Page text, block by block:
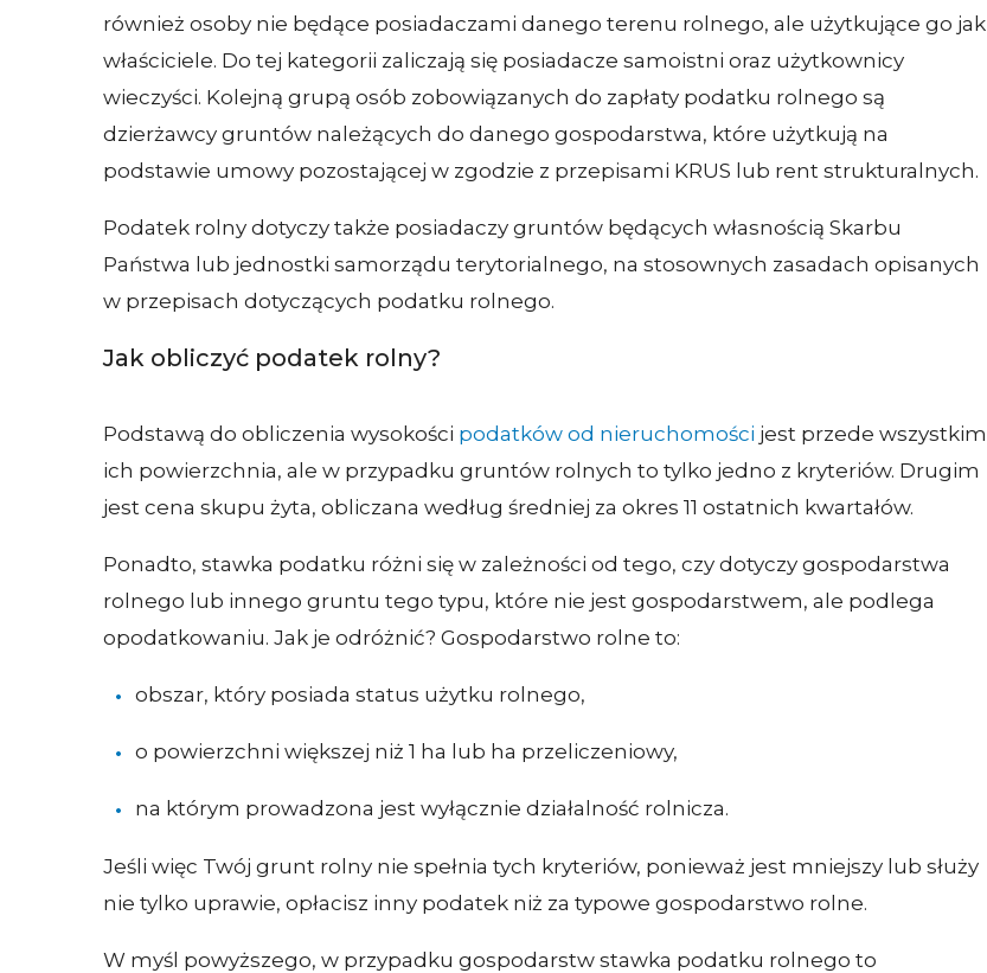
również osoby nie będące posiadaczami danego terenu rolnego, ale użytkujące go jak
właściciele. Do tej kategorii zaliczają się posiadacze samoistni oraz użytkownicy
wieczyści. Kolejną grupą osób zobowiązanych do zapłaty podatku rolnego są
dzierżawcy gruntów należących do danego gospodarstwa, które użytkują na
podstawie umowy pozostającej w zgodzie z przepisami KRUS lub rent strukturalnych.
Podatek rolny dotyczy także posiadaczy gruntów będących własnością Skarbu
Państwa lub jednostki samorządu terytorialnego, na stosownych zasadach opisanych
w przepisach dotyczących podatku rolnego.
Jak obliczyć podatek rolny?
Podstawą do obliczenia wysokości podatków od nieruchomości jest przede wszystkim
ich powierzchnia, ale w przypadku gruntów rolnych to tylko jedno z kryteriów. Drugim
jest cena skupu żyta, obliczana według średniej za okres 11 ostatnich kwartałów.
Ponadto, stawka podatku różni się w zależności od tego, czy dotyczy gospodarstwa
rolnego lub innego gruntu tego typu, które nie jest gospodarstwem, ale podlega
opodatkowaniu. Jak je odróżnić? Gospodarstwo rolne to:
obszar, który posiada status użytku rolnego,
o powierzchni większej niż 1 ha lub ha przeliczeniowy,
na którym prowadzona jest wyłącznie działalność rolnicza.
Jeśli więc Twój grunt rolny nie spełnia tych kryteriów, ponieważ jest mniejszy lub służy
nie tylko uprawie, opłacisz inny podatek niż za typowe gospodarstwo rolne.
W myśl powyższego, w przypadku gospodarstw stawka podatku rolnego to